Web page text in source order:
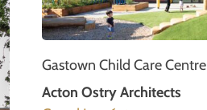
Gastown Child Care Centre
Acton Ostry Architects